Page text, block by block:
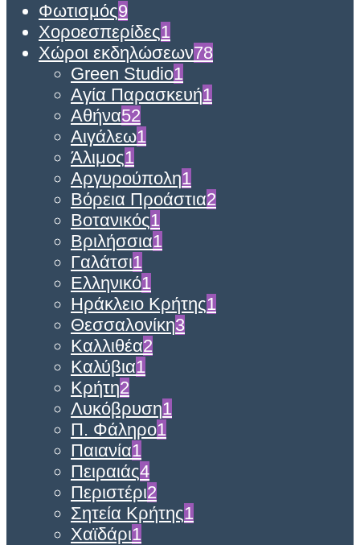
Φωτισμός9
Χοροεσπερίδες1
Χώροι εκδηλώσεων78
Green Studio1
Αγία Παρασκευή1
Αθήνα52
Αιγάλεω1
Άλιμος1
Αργυρούπολη1
Βόρεια Προάστια2
Βοτανικός1
Βριλήσσια1
Γαλάτσι1
Ελληνικό1
Ηράκλειο Κρήτης1
Θεσσαλονίκη3
Καλλιθέα2
Καλύβια1
Κρήτη2
Λυκόβρυση1
Π. Φάληρο1
Παιανία1
Πειραιάς4
Περιστέρι2
Σητεία Κρήτης1
Χαϊδάρι1